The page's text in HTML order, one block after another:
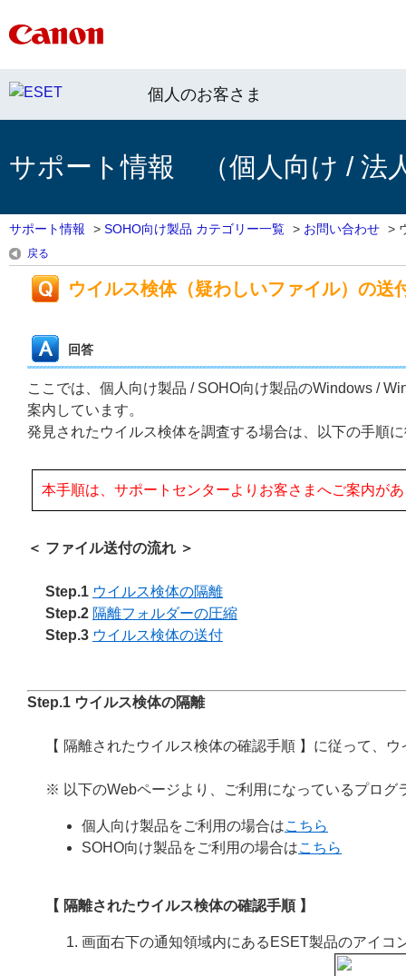
個人のお客さま
サポート情報 （個人向け / 法
サポート情報 > SOHO向け製品 カテゴリー一覧 > お問い合わせ >
戻る
ウイルス検体（疑わしいファイル）の
回答
ここでは、個人向け製品 / SOHO向け製品のWindows /
案内しています。
発見されたウイルス検体を調査する場合は、以下の手順
本手順は、サポートセンターよりお客さまへご案内が
＜ ファイル送付の流れ ＞
Step.1 ウイルス検体の隔離
Step.2 隔離フォルダーの圧縮
Step.3 ウイルス検体の送付
Step.1 ウイルス検体の隔離
【 隔離されたウイルス検体の確認手順 】に従って、
※ 以下のWebページより、ご利用になっているプログ
個人向け製品をご利用の場合はこちら
SOHO向け製品をご利用の場合はこちら
【 隔離されたウイルス検体の確認手順 】
画面右下の通知領域内にあるESET製品のアイコ